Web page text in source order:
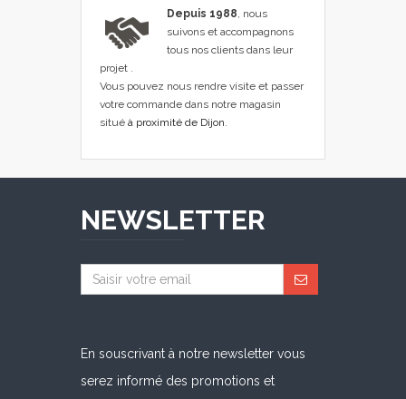
Depuis 1988 , nous
suivons et accompagnons
tous nos clients dans leur
projet .
Vous pouvez nous rendre visite et passer
votre commande dans notre magasin
situé à proximité de Dijon
NEWSLETTER
En souscrivant à notre newsletter vous
serez informé des promotions et